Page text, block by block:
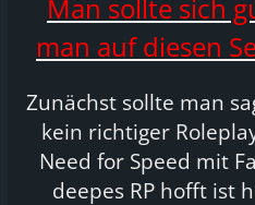
Man sollte sich
man auf diesen
Zunächst sollte man
kein richtiger
Need for Speed mit
deepes RP hofft ist